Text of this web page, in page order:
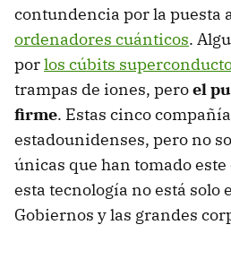
contundencia por la puesta
ordenadores cuánticos.
porlos cúbits
trampas de iones, peroel
firme. Estas cinco
estadounidenses, pero no
únicas que han tomado este
esta tecnología no está solo
Gobiernos y las grandes